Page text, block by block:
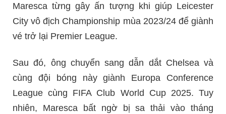
Maresca từng gây ấn tượng khi giúp Leicester
City vô địch Championship mùa 2023/24 để giành
vé trở lại Premier League.
Sau đó, ông chuyển sang dẫn dắt Chelsea và
cùng đội bóng này giành Europa Conference
League cùng FIFA Club World Cup 2025. Tuy
nhiên, Maresca bất ngờ bị sa thải vào tháng